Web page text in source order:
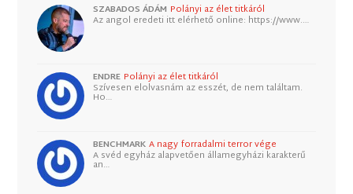
SZABADOS ÁDÁM Polányi az élet titkáról
Az angol eredeti itt elérhető online: https://www.…
ENDRE Polányi az élet titkáról
Szívesen elolvasnám az esszét, de nem találtam.
Ho…
BENCHMARK A nagy forradalmi terror vége
A svéd egyház alapvetően államegyházi karakterű
an…